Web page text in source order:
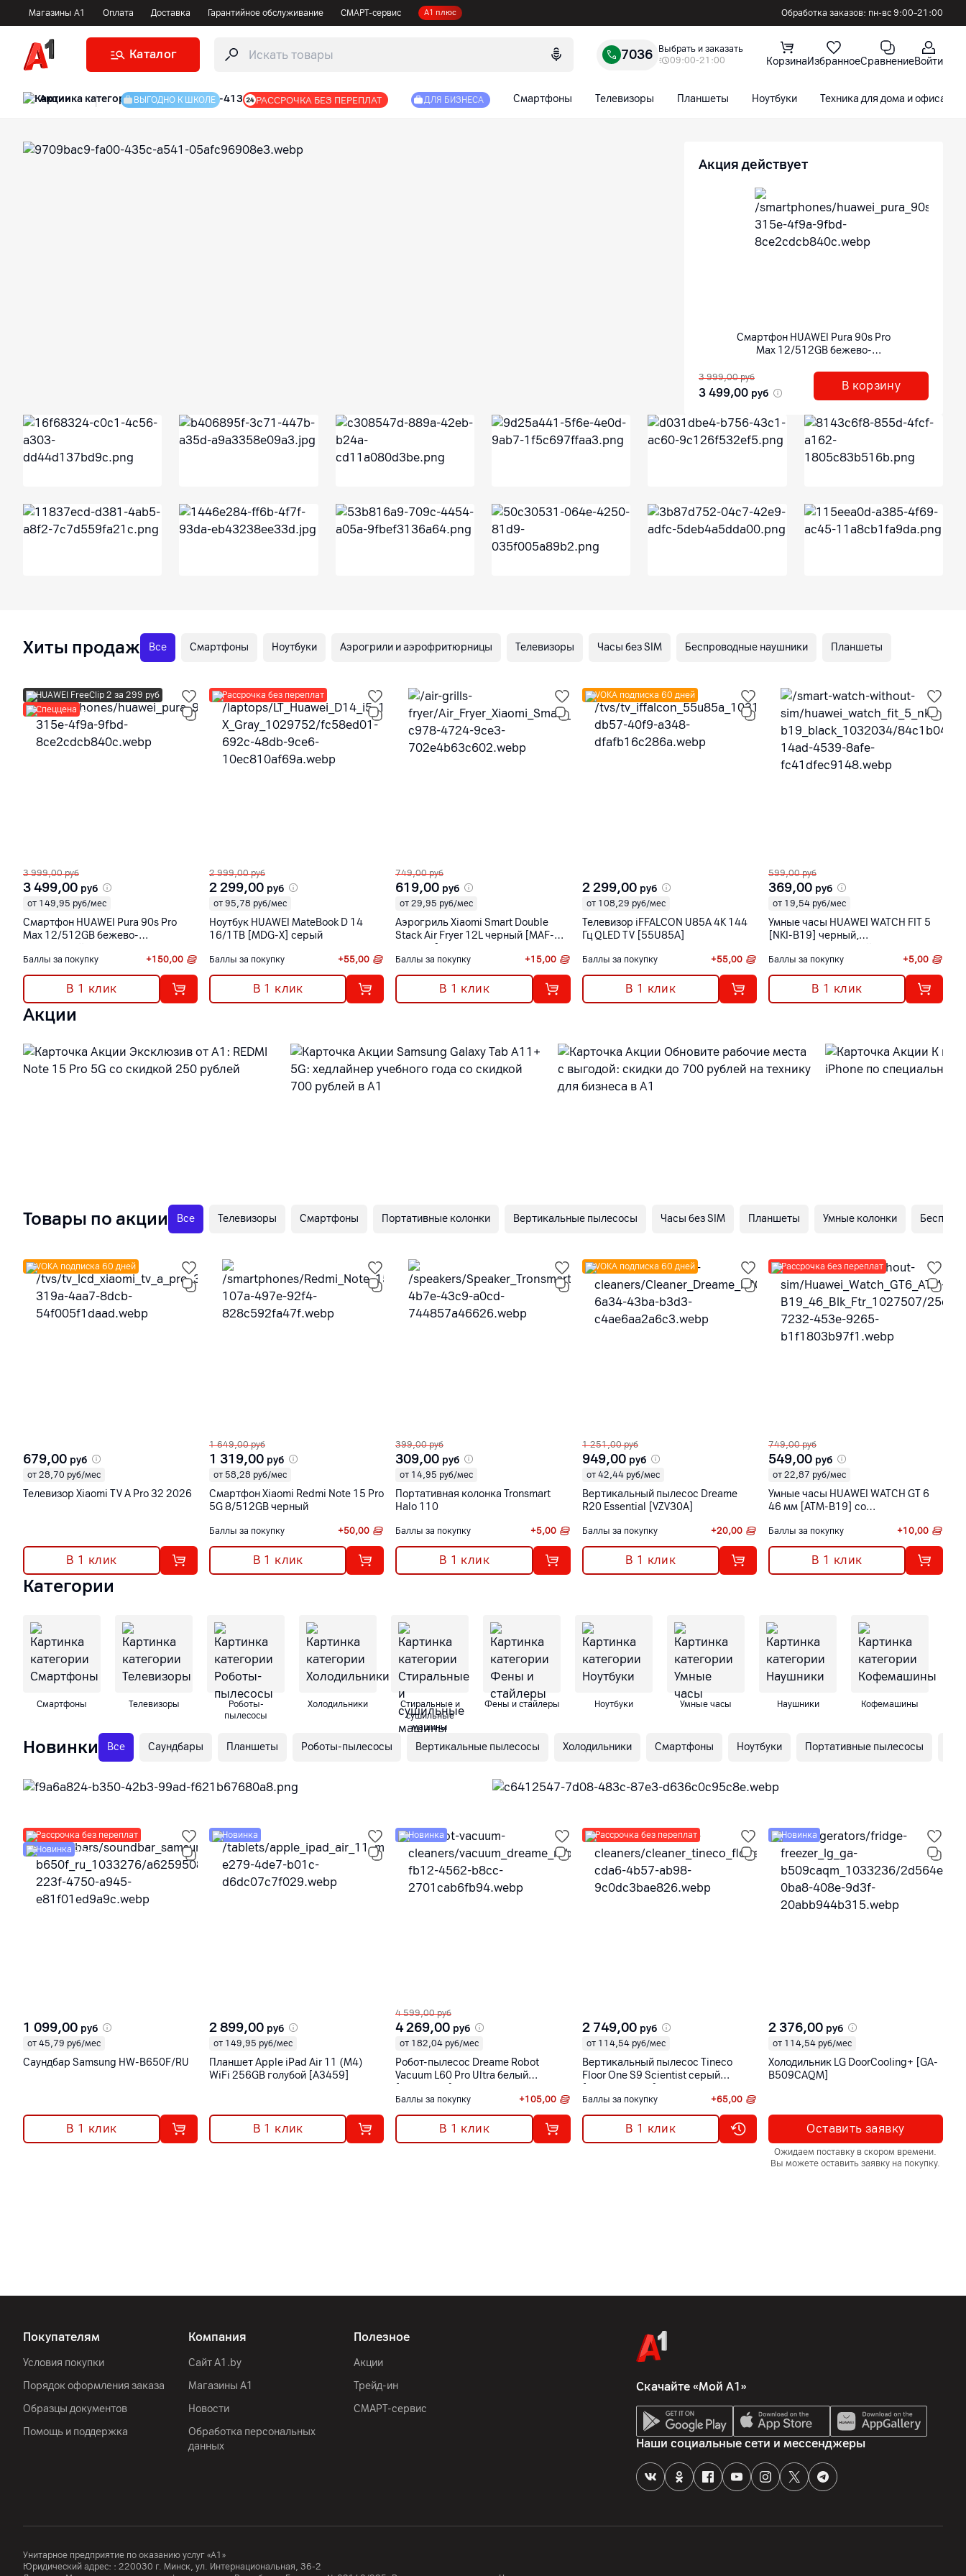
Магазины А1 Оплата Доставка Гарантийное обслуживание СМАРТ-сервис А1 плюс Обработка заказов: пн-вс 9:00–21:00
Каталог 7036
Выбрать и заказать
09:00-21:00
КорзинаИзбранноеСравнениеВойти
Акции | ВЫГОДНО К ШКОЛЕ РАССРОЧКА БЕЗ ПЕРЕПЛАТ ДЛЯ БИЗНЕСА Смартфоны Телевизоры Планшеты Ноутбуки Техника для дома и офиса
Акция действует
Смартфон HUAWEI Pura 90s Pro
Max 12/512GB бежево-
3 999,00 руб
3 499,00 руб
В корзину
Хиты продаж Все Смартфоны Ноутбуки Аэрогрили и аэрофритюрницы Телевизоры Часы без SIM Беспроводные наушники Планшеты
HUAWEI FreeClip 2 за 299 руб
Спеццена
3 999,00 руб
3 499,00 руб
от 149,95 руб/мес
Смартфон HUAWEI Pura 90s Pro
Max 12/512GB бежево-
Баллы за покупку +150,00
В 1 клик
Рассрочка без переплат
2 999,00 руб
2 299,00 руб
от 95,78 руб/мес
Ноутбук HUAWEI MateBook D 14
16/1TB [MDG-X] серый
Баллы за покупку +55,00
В 1 клик
749,00 руб
619,00 руб
от 29,95 руб/мес
Аэрогриль Xiaomi Smart Double
Stack Air Fryer 12L черный [MAF-
Баллы за покупку +15,00
В 1 клик
VOKA подписка 60 дней
2 299,00 руб
от 108,29 руб/мес
Телевизор iFFALCON U85A 4K 144
Гц QLED TV [55U85A]
Баллы за покупку +55,00
В 1 клик
599,00 руб
369,00 руб
от 19,54 руб/мес
Умные часы HUAWEI WATCH FIT 5
[NKI-B19] черный,
Баллы за покупку +5,00
В 1 клик
Акции
Товары по акции Все Телевизоры Смартфоны Портативные колонки Вертикальные пылесосы Часы без SIM Планшеты Умные колонки
VOKA подписка 60 дней
679,00 руб
от 28,70 руб/мес
Телевизор Xiaomi TV A Pro 32 2026
В 1 клик
1 649,00 руб
1 319,00 руб
от 58,28 руб/мес
Смартфон Xiaomi Redmi Note 15 Pro
5G 8/512GB черный
Баллы за покупку +50,00
В 1 клик
399,00 руб
309,00 руб
от 14,95 руб/мес
Портативная колонка Tronsmart
Halo 110
Баллы за покупку +5,00
В 1 клик
VOKA подписка 60 дней
1 251,00 руб
949,00 руб
от 42,44 руб/мес
Вертикальный пылесос Dreame
R20 Essential [VZV30A]
Баллы за покупку +20,00
В 1 клик
Рассрочка без переплат
749,00 руб
549,00 руб
от 22,87 руб/мес
Умные часы HUAWEI WATCH GT 6
46 мм [ATM-B19] со
Баллы за покупку +10,00
В 1 клик
Категории
Смартфоны Телевизоры
Роботы-
пылесосы
Холодильники
Cтиральные и
сушильные
машины
Фены и стайлеры Ноутбуки Умные часы Наушники Кофемашины
Новинки Все Саундбары Планшеты Роботы-пылесосы Вертикальные пылесосы Холодильники Смартфоны Ноутбуки Портативные пылесосы
Рассрочка без переплат
Новинка
1 099,00 руб
от 45,79 руб/мес
Саундбар Samsung HW-B650F/RU
В 1 клик
Новинка
2 899,00 руб
от 149,95 руб/мес
Планшет Apple iPad Air 11 (M4)
WiFi 256GB голубой [A3459]
В 1 клик
Новинка
4 599,00 руб
4 269,00 руб
от 182,04 руб/мес
Робот-пылесос Dreame Robot
Vacuum L60 Pro Ultra белый
Баллы за покупку +105,00
В 1 клик
Рассрочка без переплат
2 749,00 руб
от 114,54 руб/мес
Вертикальный пылесос Tineco
Floor One S9 Scientist серый
Баллы за покупку +65,00
В 1 клик
Новинка
2 376,00 руб
от 114,54 руб/мес
Холодильник LG DoorCooling+ [GA-
B509CAQM]
Оставить заявку
Ожидаем поставку в скором времени.
Вы можете оставить заявку на покупку.
Покупателям
Условия покупки
Порядок оформления заказа
Образцы документов
Помощь и поддержка
Компания
Сайт A1.by
Магазины А1
Новости
Обработка персональных
данных
Полезное
Акции
Трейд-ин
СМАРТ-сервис
Скачайте «Мой А1»
Наши социальные сети и мессенджеры
Унитарное предприятие по оказанию услуг «А1»
Юридический адрес: : 220030 г. Минск, ул. Интернациональная, 36-2